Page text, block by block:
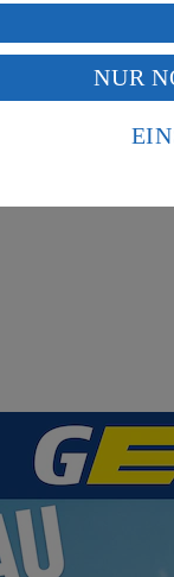
deiner
du auf „Aktivieren“
deine Daten in den
nach europäischen
eines Zugriffs durch
NUR